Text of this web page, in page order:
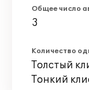
Общее число
3
Количество
Толстый
Тонкий